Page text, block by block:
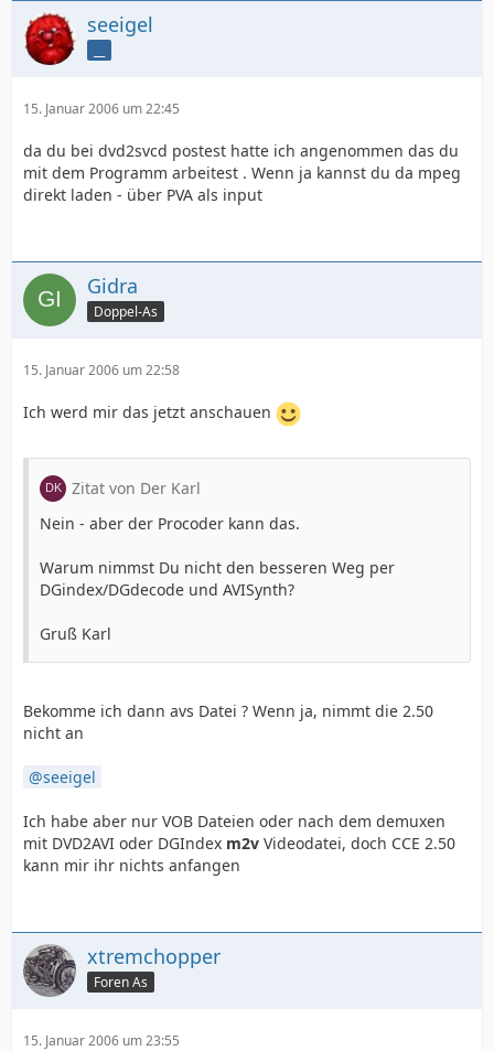
seeigel
15. Januar 2006 um 22:45
da du bei dvd2svcd postest hatte ich angenommen das du
mit dem Programm arbeitest . Wenn ja kannst du da mpeg
direkt laden - über PVA als input
Gidra
Doppel-As
15. Januar 2006 um 22:58
Ich werd mir das jetzt anschauen
Zitat von Der Karl
Nein - aber der Procoder kann das.
Warum nimmst Du nicht den besseren Weg per
DGindex/DGdecode und AVISynth?
Gruß Karl
Bekomme ich dann avs Datei ? Wenn ja, nimmt die 2.50
nicht an
seeigel
Ich habe aber nur VOB Dateien oder nach dem demuxen
mit DVD2AVI oder DGIndex m2v Videodatei, doch CCE 2.50
kann mir ihr nichts anfangen
xtremchopper
Foren As
15. Januar 2006 um 23:55